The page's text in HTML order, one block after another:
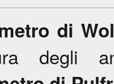
di
degli